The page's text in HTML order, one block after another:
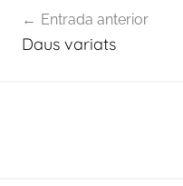
d'entrades
Entrada anterior
Daus variats